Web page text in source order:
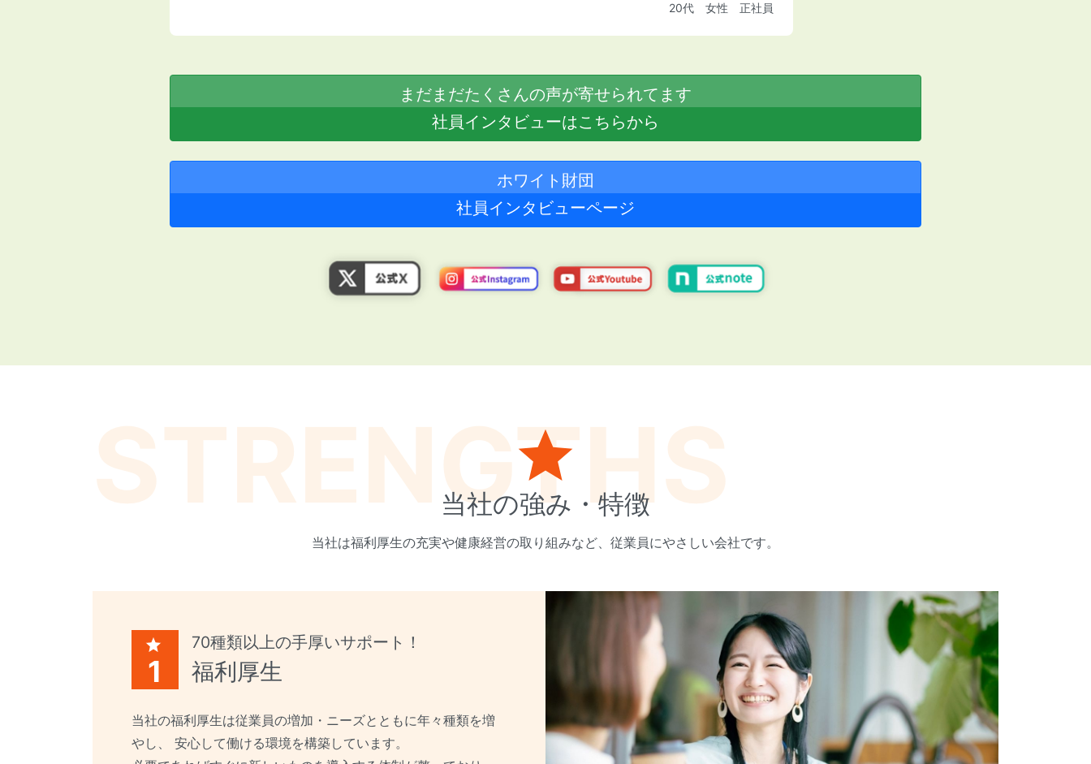
20代 女性 正社員
まだまだたくさんの声が寄せられてます
社員インタビューはこちらから
ホワイト財団
社員インタビューページ
当社の強み・特徴
当社は福利厚生の充実や健康経営の取り組みなど、従業員にやさしい会社です。
STRENGTHS
1
70種類以上の手厚いサポート！
福利厚生
当社の福利厚生は従業員の増加・ニーズとともに年々種類を増
やし、 安心して働ける環境を構築しています。